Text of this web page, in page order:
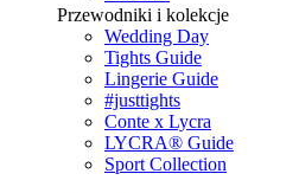
Przewodniki i kolekcje
Wedding Day
Tights Guide
Lingerie Guide
#justtights
Conte x Lycra
LYCRA® Guide
Sport Сollection